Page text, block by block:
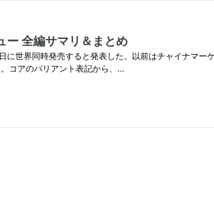
全編サマリ＆まとめ
世界同時発売すると発表した。以前はチャイナマ
コアのバリアント表記から、…